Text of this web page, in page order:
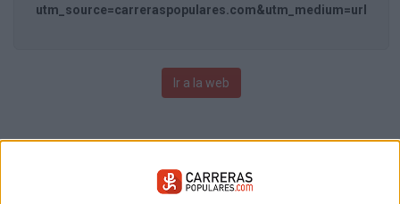
utm_source=carreraspopulares.com&utm_medium=url
Ir a la web